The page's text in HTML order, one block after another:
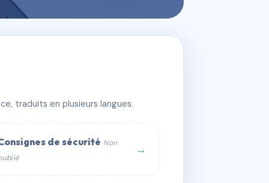
traduits en plusieurs langues.
de sécurité Non
→